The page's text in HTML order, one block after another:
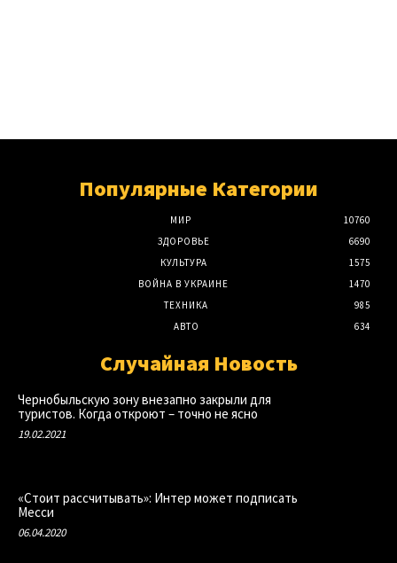
Популярные Категории
МИР
10760
ЗДОРОВЬЕ
6690
КУЛЬТУРА
1575
ВОЙНА В УКРАИНЕ
1470
ТЕХНИКА
985
АВТО
634
Случайная Новость
Чернобыльскую зону внезапно закрыли для
туристов. Когда откроют – точно не ясно
19.02.2021
«Стоит рассчитывать»: Интер может подписать
Месси
06.04.2020